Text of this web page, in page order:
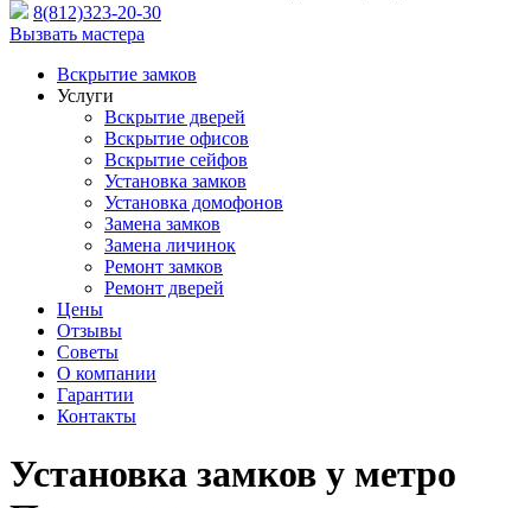
8(812)323-20-30
Вызвать мастера
Вскрытие замков
Услуги
Вскрытие дверей
Вскрытие офисов
Вскрытие сейфов
Установка замков
Установка домофонов
Замена замков
Замена личинок
Ремонт замков
Ремонт дверей
Цены
Отзывы
Советы
О компании
Гарантии
Контакты
Установка замков у метро